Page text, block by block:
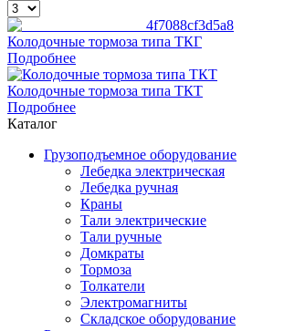
Колодочные тормоза типа ТКГ
Подробнее
Колодочные тормоза типа ТКТ
Подробнее
Каталог
Грузоподъемное оборудование
Лебедка электрическая
Лебедка ручная
Краны
Тали электрические
Тали ручные
Домкраты
Тормоза
Толкатели
Электромагниты
Складское оборудование